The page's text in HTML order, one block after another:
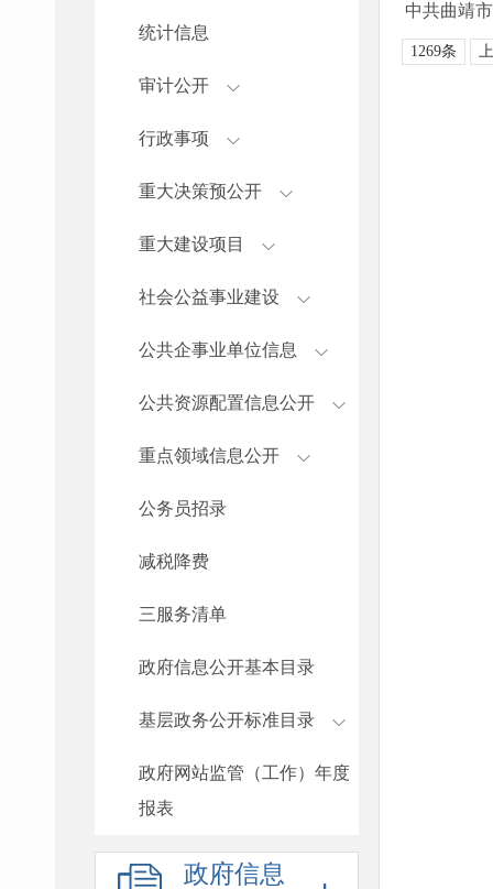
统计信息
审计公开
行政事项
重大决策预公开
重大建设项目
社会公益事业建设
公共企事业单位信息
公共资源配置信息公开
重点领域信息公开
公务员招录
减税降费
三服务清单
政府信息公开基本目录
基层政务公开标准目录
政府网站监管（工作）年度
报表
政府信息
中共曲靖
1269条